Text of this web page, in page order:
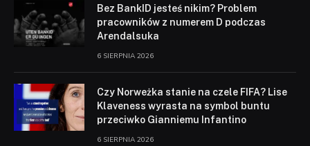
Bez BankID jesteś nikim? Problem
pracowników z numerem D podczas
Arendalsuka
6 SIERPNIA 2026
Czy Norweżka stanie na czele FIFA? Lise
Klaveness wyrasta na symbol buntu
przeciwko Gianniemu Infantino
6 SIERPNIA 2026